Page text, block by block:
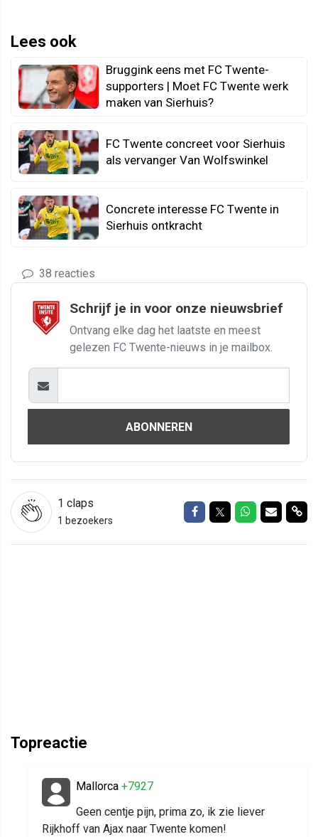
Lees ook
Bruggink eens met FC Twente-
supporters | Moet FC Twente werk
maken van Sierhuis?
FC Twente concreet voor Sierhuis
als vervanger Van Wolfswinkel
Concrete interesse FC Twente in
Sierhuis ontkracht
38 reacties
Schrijf je in voor onze nieuwsbrief
Ontvang elke dag het laatste en meest
gelezen FC Twente-nieuws in je mailbox.
ABONNEREN
1 claps
1 bezoekers
Delen op Facebook
Delen op Twitter
Delen op
Delen
Topreactie
Mallorca +7927
Geen centje pijn, prima zo, ik zie liever
Rijkhoff van Ajax naar Twente komen!